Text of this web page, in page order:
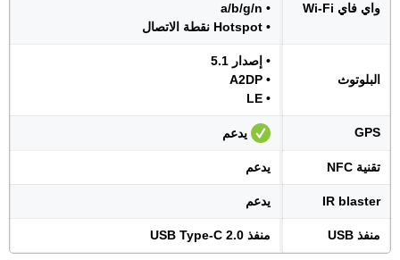
واي فاي Wi-Fi
• a/b/g/n
• Hotspot نقطة الاتصال
البلوتوث
• إصدار 5.1
• A2DP
• LE
GPS يدعم
تقنية NFC يدعم
IR blaster يدعم
منفذ USB منفذ USB Type-C 2.0